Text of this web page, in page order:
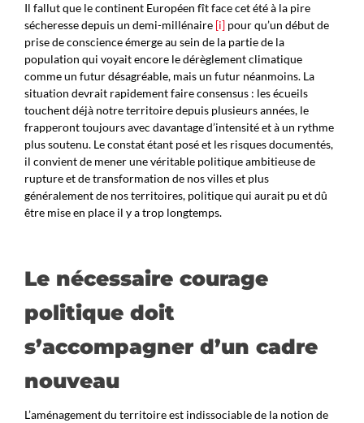
Il fallut que le continent Européen fît face cet été à la pire
sécheresse depuis un demi-millénaire [i]pour qu’un début de
prise de conscience émerge au sein de la partie de la
population qui voyait encore le dérèglement climatique
comme un futur désagréable, mais un futur néanmoins. La
situation devrait rapidement faire consensus : les écueils
touchent déjà notre territoire depuis plusieurs années, le
frapperont toujours avec davantage d’intensité et à un rythme
plus soutenu. Le constat étant posé et les risques documentés,
il convient de mener une véritable politique ambitieuse de
rupture et de transformation de nos villes et plus
généralement de nos territoires, politique qui aurait pu et dû
être mise en place il y a trop longtemps.
Le nécessaire courage
politique doit
s’accompagner d’un cadre
nouveau
L’aménagement du territoire est indissociable de la notion de